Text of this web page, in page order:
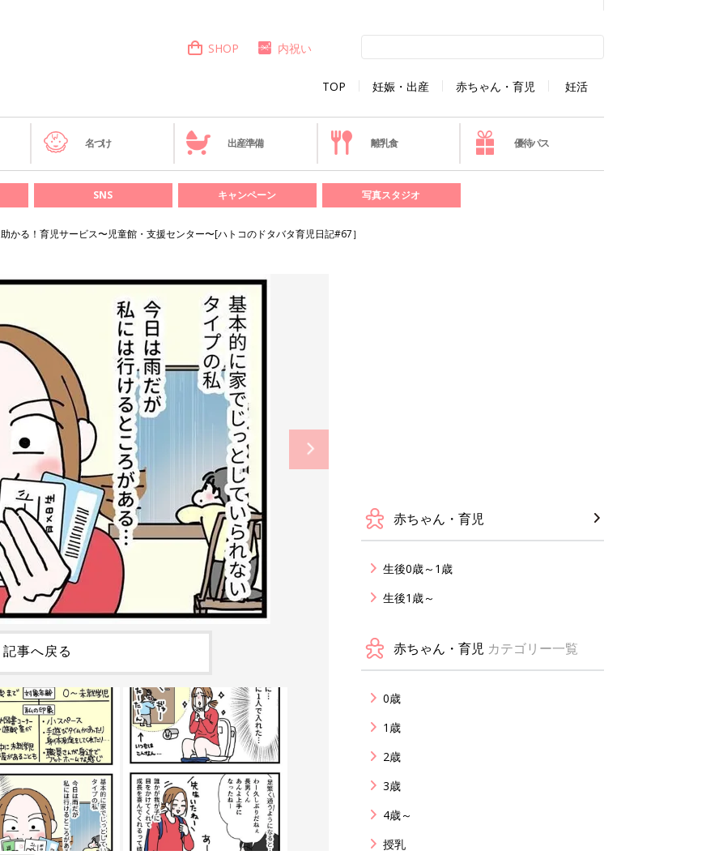
TOP 妊娠・出産 赤ちゃん・育児 妊活
SHOP 内祝い
名づけ 出産準備 離乳食 優待パス
SNS キャンペーン 写真スタジオ
助かる！育児サービス〜児童館・支援センター〜[ハトコのドタバタ育児日記#67］
記事へ戻る
赤ちゃん・育児
生後0歳～1歳
生後1歳～
赤ちゃん・育児 カテゴリー一覧
0歳
1歳
2歳
3歳
4歳～
授乳